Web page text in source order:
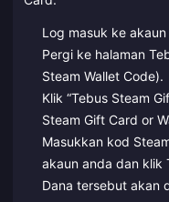
Log masuk ke
Pergi ke halaman
Steam Wallet Code).
Klik “Tebus Steam
Steam Gift Card or
Masukkan kod
akaun anda dan klik
Dana tersebut akan